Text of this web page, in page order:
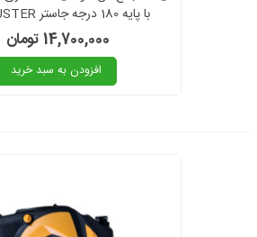
JLD67020 گارانتی6ماهه
14,700,000 تومان
افزودن به سبد خرید